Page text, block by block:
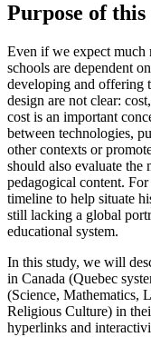
Purpose of this
Even if we expect much
schools are dependent
developing and offering
design are not clear:
cost is an important
between technologies,
other contexts or
should also evaluate the
pedagogical content.
timeline to help situate
still lacking a global
educational system.
In this study, we will
in Canada (Quebec
(Science, Mathematics,
Religious Culture) in
hyperlinks and